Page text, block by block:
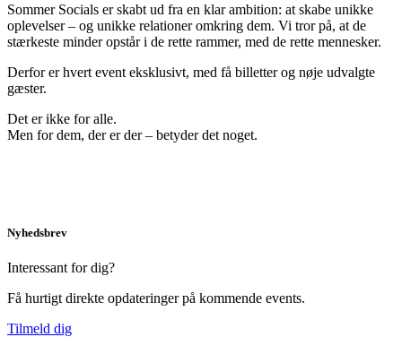
Sommer Socials er skabt ud fra en klar ambition: at skabe unikke
oplevelser – og unikke relationer omkring dem. Vi tror på, at de
stærkeste minder opstår i de rette rammer, med de rette mennesker.
Derfor er hvert event eksklusivt, med få billetter og nøje udvalgte
gæster.
Det er ikke for alle.
Men for dem, der er der – betyder det noget.
Nyhedsbrev
Interessant for dig?
Få hurtigt direkte opdateringer på kommende events.
Tilmeld dig